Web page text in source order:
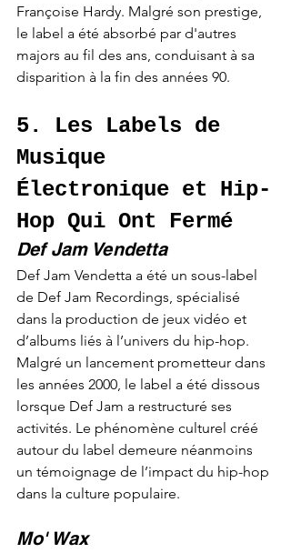
Françoise Hardy. Malgré son prestige,
le label a été absorbé par d'autres
majors au fil des ans, conduisant à sa
disparition à la fin des années 90.
5. Les Labels de
Musique
Électronique et Hip-
Hop Qui Ont Fermé
Def Jam Vendetta
Def Jam Vendetta a été un sous-label
de Def Jam Recordings, spécialisé
dans la production de jeux vidéo et
d’albums liés à l’univers du hip-hop.
Malgré un lancement prometteur dans
les années 2000, le label a été dissous
lorsque Def Jam a restructuré ses
activités. Le phénomène culturel créé
autour du label demeure néanmoins
un témoignage de l’impact du hip-hop
dans la culture populaire.
Mo' Wax